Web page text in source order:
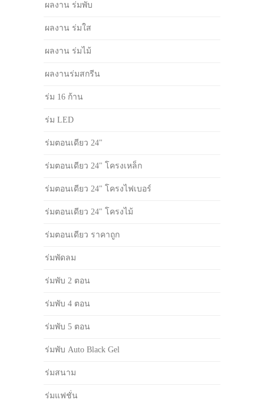
ผลงาน ร่มพับ
ผลงาน ร่มใส
ผลงาน ร่มไม้
ผลงานร่มสกรีน
ร่ม 16 ก้าน
ร่ม LED
ร่มตอนเดียว 24"
ร่มตอนเดียว 24" โครงเหล็ก
ร่มตอนเดียว 24" โครงไฟเบอร์
ร่มตอนเดียว 24" โครงไม้
ร่มตอนเดียว ราคาถูก
ร่มพัดลม
ร่มพับ 2 ตอน
ร่มพับ 4 ตอน
ร่มพับ 5 ตอน
ร่มพับ Auto Black Gel
ร่มสนาม
ร่มแฟชั่น